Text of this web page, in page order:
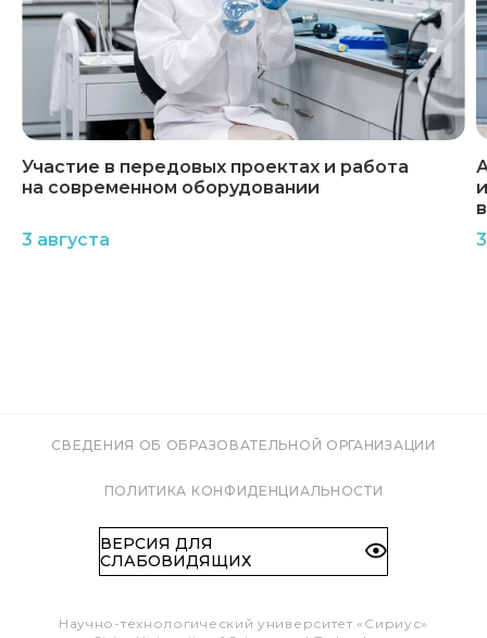
Участие в передовых проектах и работа
на современном оборудовании
3 августа
СВЕДЕНИЯ ОБ ОБРАЗОВАТЕЛЬНОЙ ОРГАНИЗАЦИИ
ПОЛИТИКА КОНФИДЕНЦИАЛЬНОСТИ
ВЕРСИЯ ДЛЯ
СЛАБОВИДЯЩИХ
Научно-технологический университет «Сириус»